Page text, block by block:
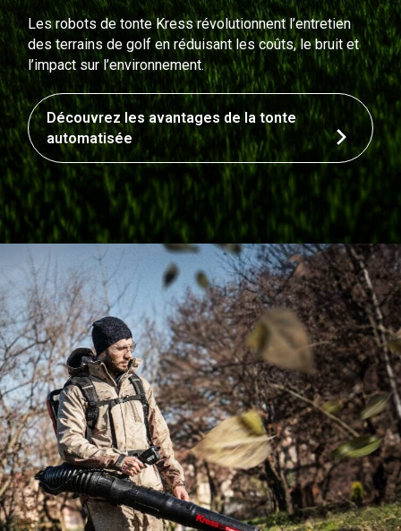
Les robots de tonte Kress révolutionnent l’entretien
des terrains de golf en réduisant les coûts, le bruit et
l’impact sur l’environnement.
Découvrez les avantages de la tonte
automatisée